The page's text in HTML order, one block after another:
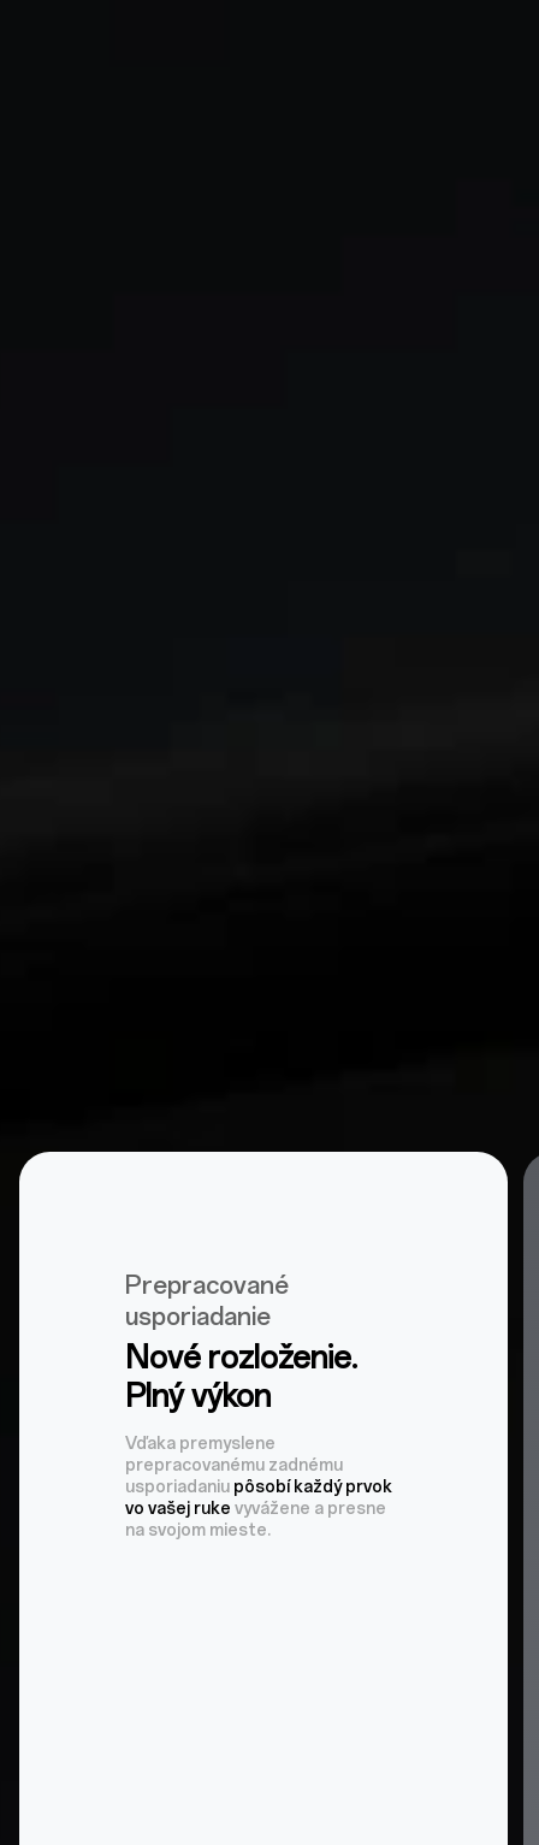
Prepracované
usporiadanie
Nové rozloženie.
Plný výkon
Vďaka premyslene
prepracovanému zadnému
usporiadaniu pôsobí každý prvok
vo vašej rukevyvážene a presne
na svojom mieste.